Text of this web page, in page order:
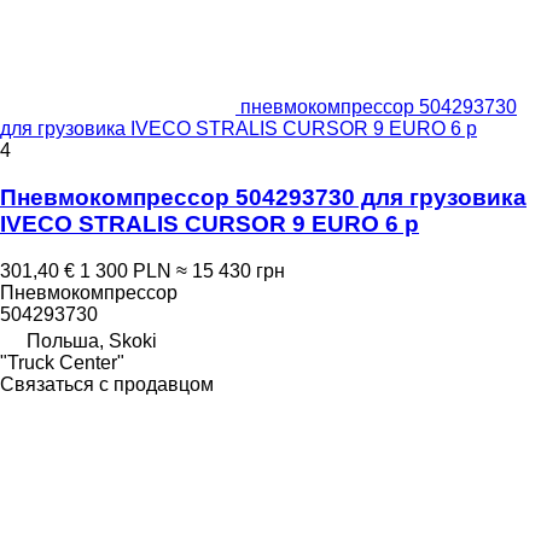
пневмокомпрессор 504293730
для грузовика IVECO STRALIS CURSOR 9 EURO 6 p
4
Пневмокомпрессор 504293730 для грузовика
IVECO STRALIS CURSOR 9 EURO 6 p
301,40 € 1 300 PLN ≈ 15 430 грн
Пневмокомпрессор
504293730
Польша, Skoki
"Truck Center"
Связаться с продавцом